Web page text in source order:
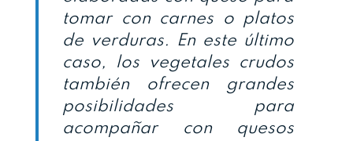
tomar con carnes o platos
de verduras. En este último
caso, los vegetales crudos
también ofrecen grandes
posibilidades para
acompañar con quesos